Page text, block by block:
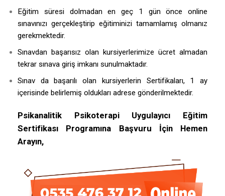
Eğitim süresi dolmadan en geç 1 gün önce online
sınavınızı gerçekleştirip eğitiminizi tamamlamış olmanız
gerekmektedir.
Sınavdan başarısız olan kursiyerlerimize ücret almadan
tekrar sınava giriş imkanı sunulmaktadır.
Sınav da başarılı olan kursiyerlerin Sertifikaları, 1 ay
içerisinde belirlemiş oldukları adrese gönderilmektedir.
Psikanalitik Psikoterapi Uygulayıcı Eğitim
Sertifikası Programına Başvuru İçin Hemen
Arayın,